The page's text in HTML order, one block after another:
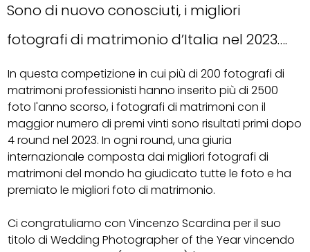
Sono di nuovo conosciuti, i migliori
fotografi di matrimonio d’Italia nel 2023….
In questa competizione in cui più di 200 fotografi di
matrimoni professionisti hanno inserito più di 2500
foto l'anno scorso, i fotografi di matrimoni con il
maggior numero di premi vinti sono risultati primi dopo
4 round nel 2023. In ogni round, una giuria
internazionale composta dai migliori fotografi di
matrimoni del mondo ha giudicato tutte le foto e ha
premiato le migliori foto di matrimonio.
Ci congratuliamo con Vincenzo Scardina per il suo
titolo di Wedding Photographer of the Year vincendo